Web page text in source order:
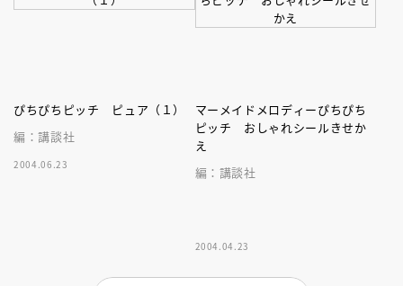
ぴちぴちピッチ ピュア（１）
編：講談社
2004.06.23
マーメイドメロディーぴちぴち
ピッチ おしゃれシールきせか
え
編：講談社
2004.04.23